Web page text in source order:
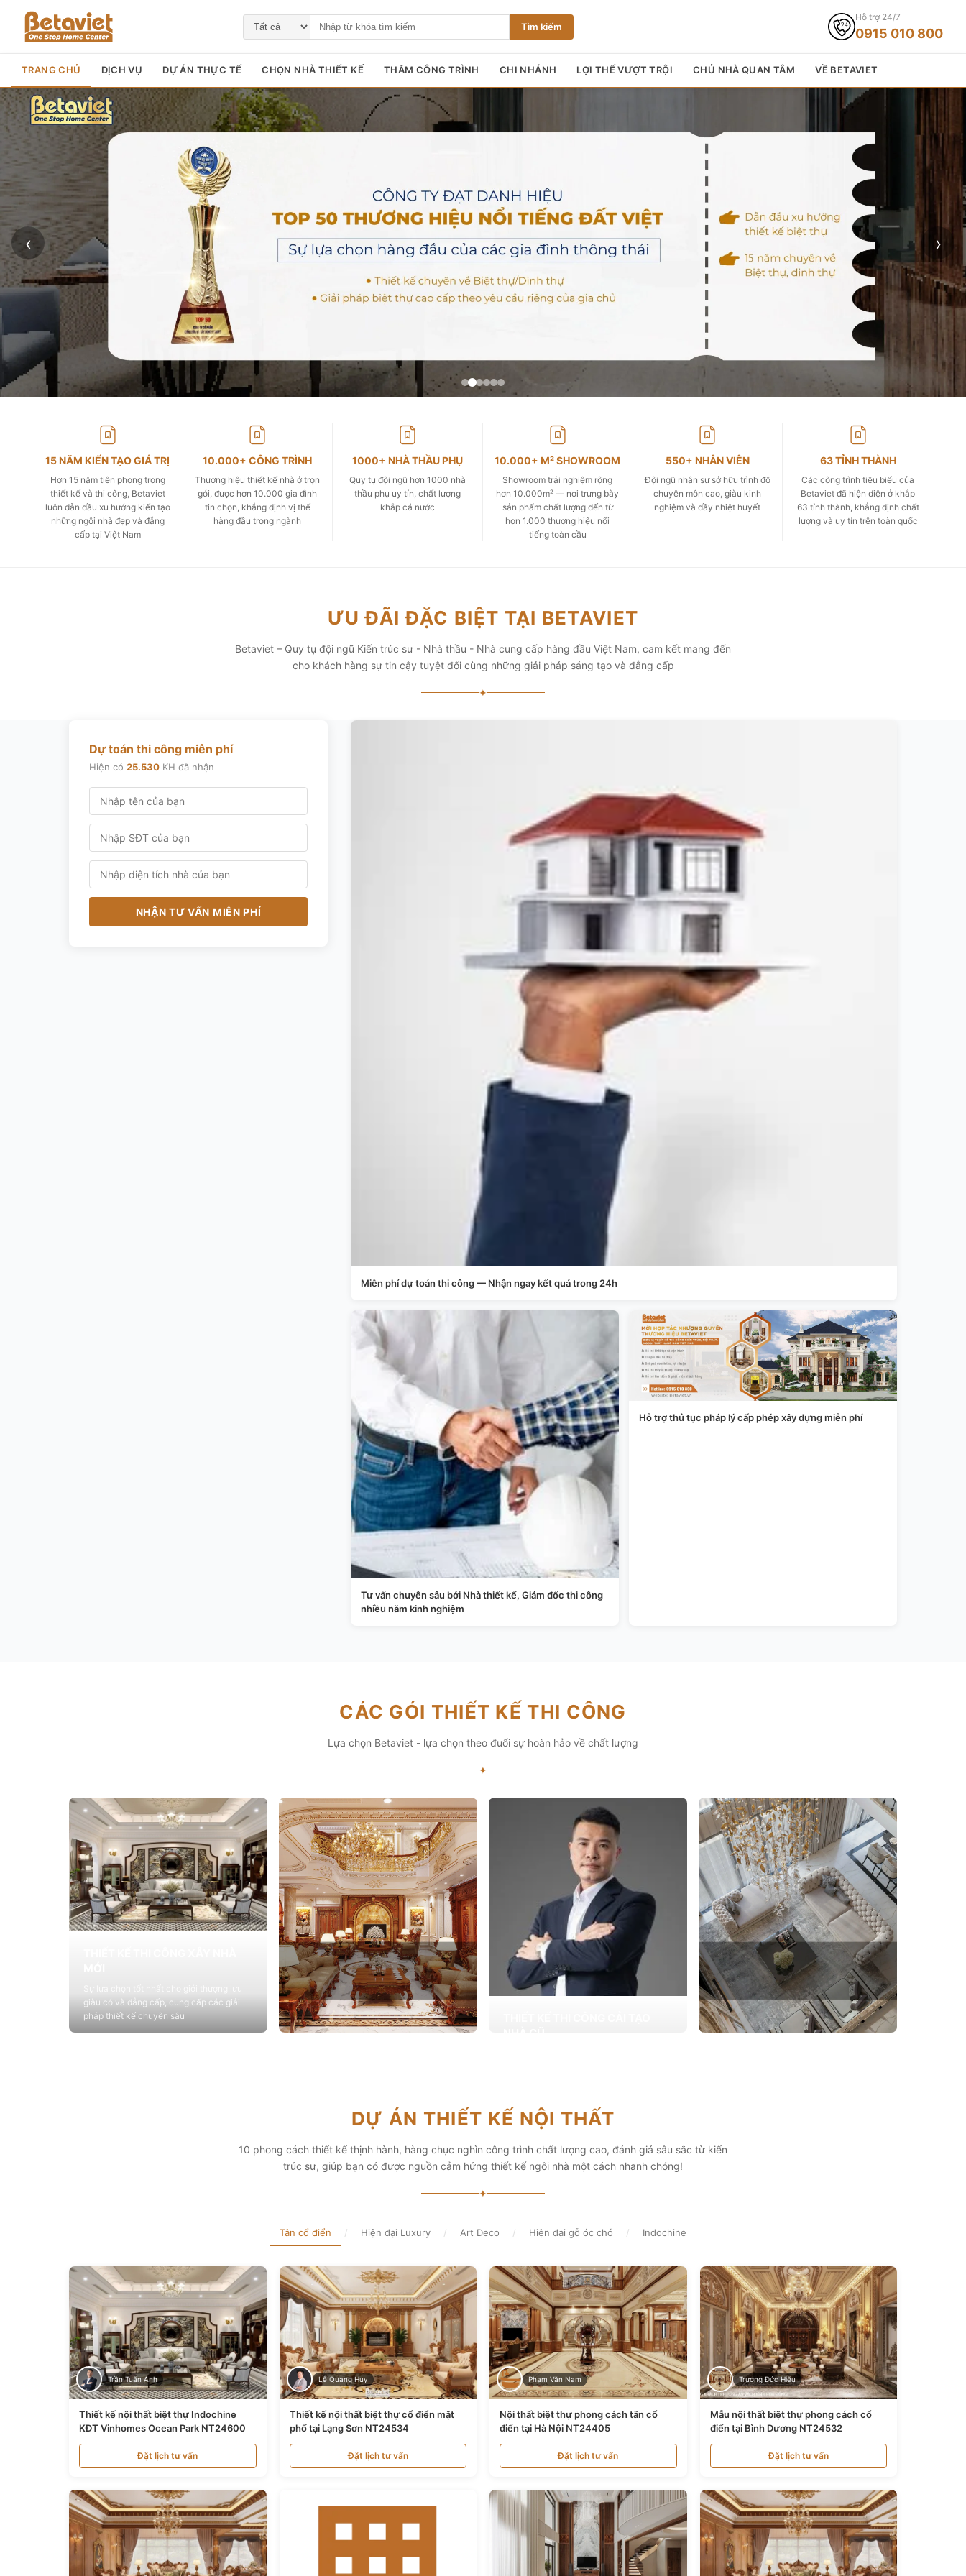
Tìm kiếm
Hỗ trợ 24/7
0915 010 800
TRANG CHỦ DỊCH VỤ DỰ ÁN THỰC TẾ CHỌN NHÀ THIẾT KẾ THĂM CÔNG TRÌNH CHI NHÁNH LỢI THẾ VƯỢT TRỘI CHỦ NHÀ QUAN TÂM VỀ BETAVIET
‹ ›
15 NĂM KIẾN TẠO GIÁ TRỊ
Hơn 15 năm tiên phong trong
thiết kế và thi công, Betaviet
luôn dẫn đầu xu hướng kiến tạo
những ngôi nhà đẹp và đẳng
cấp tại Việt Nam
10.000+ CÔNG TRÌNH
Thương hiệu thiết kế nhà ở trọn
gói, được hơn 10.000 gia đình
tin chọn, khẳng định vị thế
hàng đầu trong ngành
1000+ NHÀ THẦU PHỤ
Quy tụ đội ngũ hơn 1000 nhà
thầu phụ uy tín, chất lượng
khắp cả nước
10.000+ M² SHOWROOM
Showroom trải nghiệm rộng
hơn 10.000m² — nơi trưng bày
sản phẩm chất lượng đến từ
hơn 1.000 thương hiệu nổi
tiếng toàn cầu
550+ NHÂN VIÊN
Đội ngũ nhân sự sở hữu trình độ
chuyên môn cao, giàu kinh
nghiệm và đầy nhiệt huyết
63 TỈNH THÀNH
Các công trình tiêu biểu của
Betaviet đã hiện diện ở khắp
63 tỉnh thành, khẳng định chất
lượng và uy tín trên toàn quốc
ƯU ĐÃI ĐẶC BIỆT TẠI BETAVIET
Betaviet – Quy tụ đội ngũ Kiến trúc sư - Nhà thầu - Nhà cung cấp hàng đầu Việt Nam, cam kết mang đến
cho khách hàng sự tin cậy tuyệt đối cùng những giải pháp sáng tạo và đẳng cấp
✦
Dự toán thi công miễn phí
Hiện có 25.530 KH đã nhận
NHẬN TƯ VẤN MIỄN PHÍ
Miễn phí dự toán thi công — Nhận ngay kết quả trong 24h
Tư vấn chuyên sâu bởi Nhà thiết kế, Giám đốc thi công
nhiều năm kinh nghiệm
Hỗ trợ thủ tục pháp lý cấp phép xây dựng miễn phí
CÁC GÓI THIẾT KẾ THI CÔNG
Lựa chọn Betaviet - lựa chọn theo đuổi sự hoàn hảo về chất lượng
✦
giàu có và đẳng cấp, cung cấp các giải
pháp thiết kế chuyên sâu
Xem chi tiết
DỰ ÁN THIẾT KẾ NỘI THẤT
10 phong cách thiết kế thịnh hành, hàng chục nghìn công trình chất lượng cao, đánh giá sâu sắc từ kiến
trúc sư, giúp bạn có được nguồn cảm hứng thiết kế ngôi nhà một cách nhanh chóng!
✦
Tân cổ điển / Hiện đại Luxury / Art Deco / Hiện đại gỗ óc chó / Indochine
Trần Tuấn Anh
Thiết kế nội thất biệt thự Indochine
KĐT Vinhomes Ocean Park NT24600
Đặt lịch tư vấn
Lê Quang Huy
Thiết kế nội thất biệt thự cổ điển mặt
phố tại Lạng Sơn NT24534
Đặt lịch tư vấn
Phạm Văn Nam
Nội thất biệt thự phong cách tân cổ
điển tại Hà Nội NT24405
Đặt lịch tư vấn
Trương Đức Hiếu
Mẫu nội thất biệt thự phong cách cổ
điển tại Bình Dương NT24532
Đặt lịch tư vấn